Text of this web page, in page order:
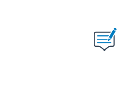
NOTIFICATIONS ABOUT NEW PAGES ON "".